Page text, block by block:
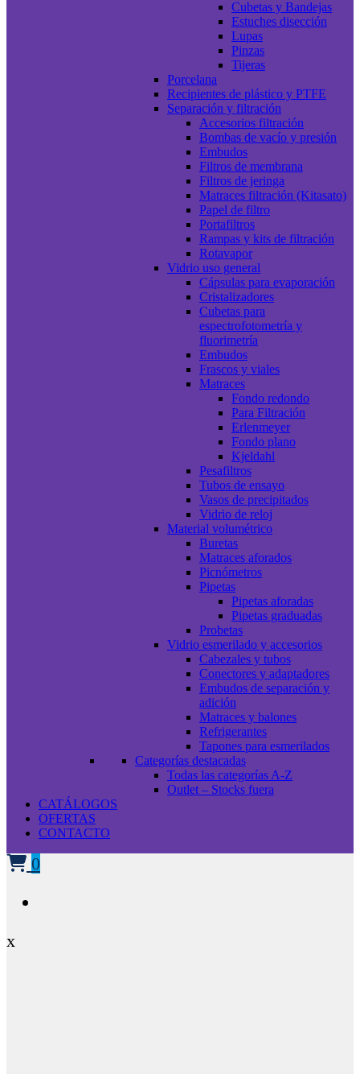
Cubetas y Bandejas
Estuches disección
Lupas
Pinzas
Tijeras
Porcelana
Recipientes de plástico y PTFE
Separación y filtración
Accesorios filtración
Bombas de vacío y presión
Embudos
Filtros de membrana
Filtros de jeringa
Matraces filtración (Kitasato)
Papel de filtro
Portafiltros
Rampas y kits de filtración
Rotavapor
Vidrio uso general
Cápsulas para evaporación
Cristalizadores
Cubetas para
espectrofotometría y
fluorimetría
Embudos
Frascos y viales
Matraces
Fondo redondo
Para Filtración
Erlenmeyer
Fondo plano
Kjeldahl
Pesafiltros
Tubos de ensayo
Vasos de precipitados
Vidrio de reloj
Material volumétrico
Buretas
Matraces aforados
Picnómetros
Pipetas
Pipetas aforadas
Pipetas graduadas
Probetas
Vidrio esmerilado y accesorios
Cabezales y tubos
Conectores y adaptadores
Embudos de separación y
adición
Matraces y balones
Refrigerantes
Tapones para esmerilados
Categorías destacadas
Todas las categorías A-Z
Outlet – Stocks fuera
CATÁLOGOS
OFERTAS
CONTACTO
0
x